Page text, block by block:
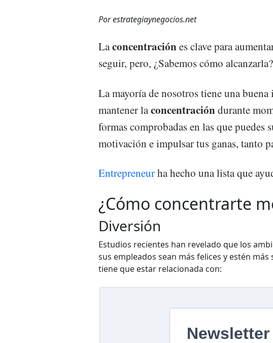
Por estrategiaynegocios.net
Laconcentraciónes clave para
seguir, pero, ¿Sabemos cómo alcanzarla?
La mayoría de nosotros tiene una
mantener laconcentracióndurante
formas comprobadas en las que puedes
motivación e impulsar tus ganas, tanto
Entrepreneurha hecho una lista que
¿Cómo concentrarte
Diversión
Estudios recientes han revelado que los
sus empleados sean más felices y estén
tiene que estar relacionada con: